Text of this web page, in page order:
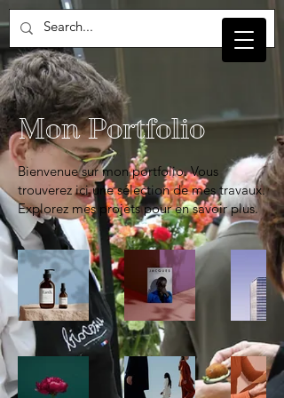
Mon Portfolio
Bienvenue sur mon portfolio. Vous
trouverez ici une sélection de mes travaux.
Explorez mes projets pour en savoir plus.